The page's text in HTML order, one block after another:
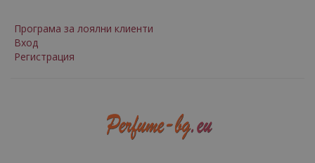
Програма за лоялни клиенти
Вход
Регистрация